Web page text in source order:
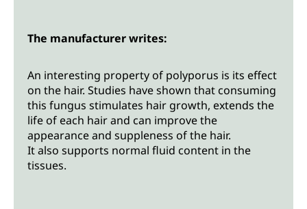
The manufacturer writes:
An interesting property of polyporus is its effect
on the hair. Studies have shown that consuming
this fungus stimulates hair growth, extends the
life of each hair and can improve the
appearance and suppleness of the hair.
It also supports normal fluid content in the
tissues.